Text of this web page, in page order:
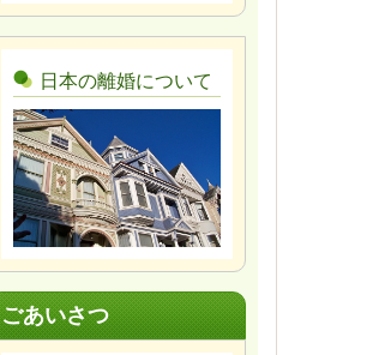
日本の離婚について
ごあいさつ